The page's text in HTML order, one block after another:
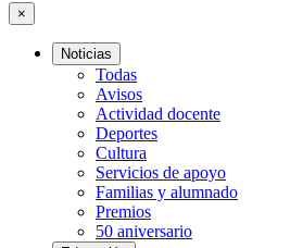
×
Noticias
Todas
Avisos
Actividad docente
Deportes
Cultura
Servicios de apoyo
Familias y alumnado
Premios
50 aniversario